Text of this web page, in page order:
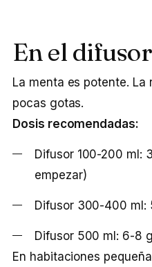
En el difusor
La menta es potente.
pocas gotas.
Dosis recomendadas:
Difusor 100-200 ml:
empezar)
Difusor 300-400 ml:
Difusor 500 ml: 6-8
En habitaciones